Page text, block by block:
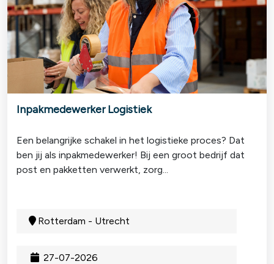
Inpakmedewerker Logistiek
27-07-2026
Rotterdam - Utrecht
Een belangrijke schakel in het logistieke proces? Dat
ben jij als inpakmedewerker! Bij een groot bedrijf dat
post en pakketten verwerkt, zorg...